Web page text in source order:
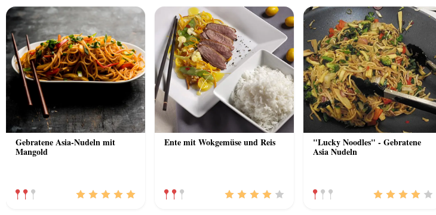
Gebratene Asia-Nudeln mit
Mangold
Ente mit Wokgemüse und Reis "Lucky Noodles" - Gebratene
Asia Nudeln